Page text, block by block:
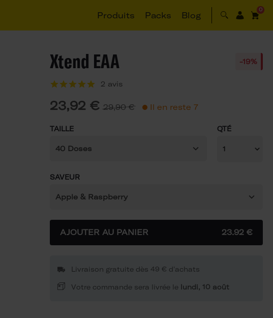
Produits Packs Blog
0
Xtend EAA -19%
2 avis
23,92 € 29,90 € Il en reste 7
TAILLE
40 Doses
QTÉ
SAVEUR
Apple & Raspberry
AJOUTER AU PANIER 23.92 €
Livraison gratuite dès 49 € d'achats
Votre commande sera livrée le lundi, 10 août